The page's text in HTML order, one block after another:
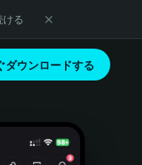
ける
ダウンロードする